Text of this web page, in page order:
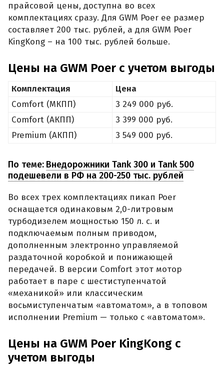
прайсовой цены, доступна во всех
комплектациях сразу. Для GWM Poer ее размер
составляет 200 тыс. рублей, а для GWM Poer
KingKong – на 100 тыс. рублей больше.
Цены на GWM Poer с учетом выгоды
Комплектация
Цена
Comfort (МКПП)
3 249 000 руб.
Comfort (АКПП)
3 399 000 руб.
Premium (АКПП)
3 549 000 руб.
По теме: Внедорожники Tank 300 и Tank 500
подешевели в РФ на 200-250 тыс. рублей
Во всех трех комплектациях пикап Poer
оснащается одинаковым 2,0-литровым
турбодизелем мощностью 150 л. с. и
подключаемым полным приводом,
дополненным электронно управляемой
раздаточной коробкой и понижающей
передачей. В версии Comfort этот мотор
работает в паре с шестиступенчатой
«механикой» или классическим
восьмиступенчатым «автоматом», а в топовом
исполнении Premium — только с «автоматом».
Цены на GWM Poer KingKong с
учетом выгоды